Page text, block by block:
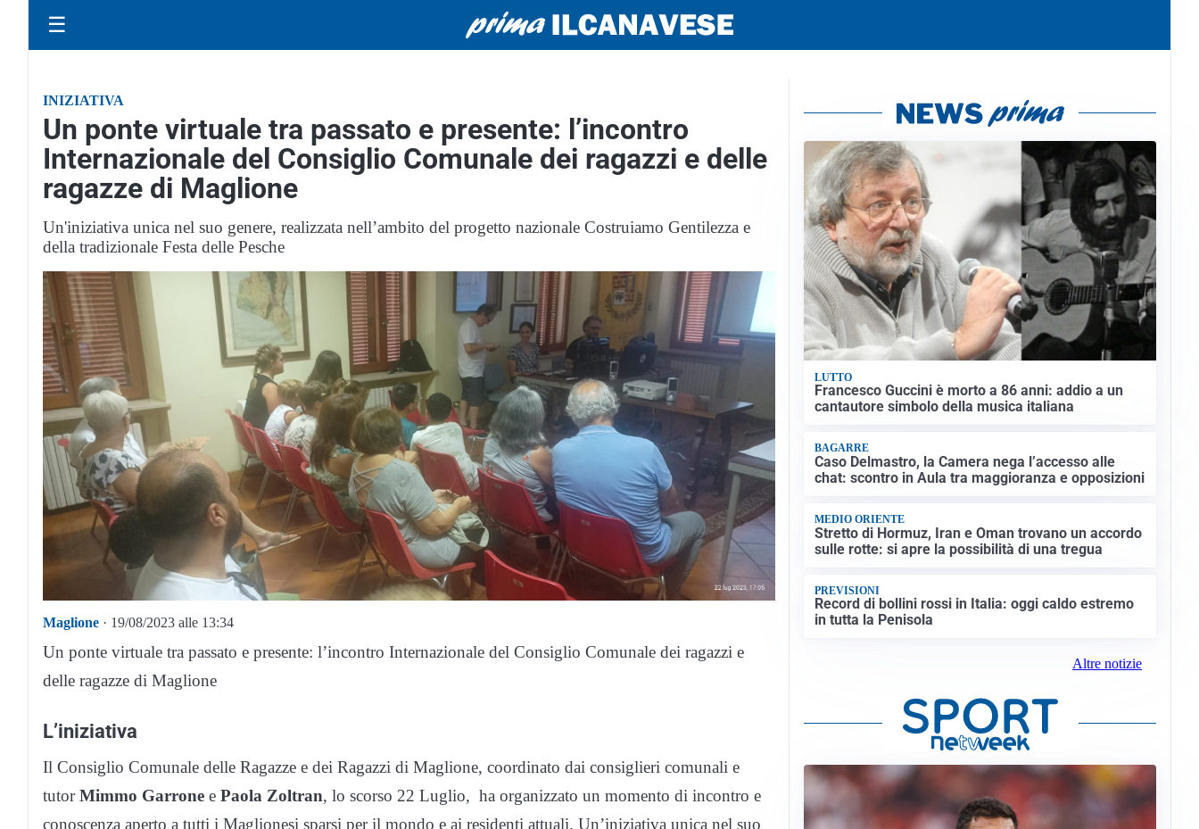
☰
INIZIATIVA
Un ponte virtuale tra passato e presente: l’incontro
Internazionale del Consiglio Comunale dei ragazzi e delle
ragazze di Maglione
Un'iniziativa unica nel suo genere, realizzata nell’ambito del progetto nazionale Costruiamo Gentilezza e
della tradizionale Festa delle Pesche
Maglione · 19/08/2023 alle 13:34
Un ponte virtuale tra passato e presente: l’incontro Internazionale del Consiglio Comunale dei ragazzi e
delle ragazze di Maglione
L’iniziativa
Il Consiglio Comunale delle Ragazze e dei Ragazzi di Maglione, coordinato dai consiglieri comunali e
tutorMimmo Garrone e Paola Zoltran, lo scorso 22 Luglio, ha organizzato un momento di incontro e
conoscenza aperto a tutti i Maglionesi sparsi per il mondo e ai residenti attuali. Un’iniziativa unica nel suo
LUTTO
Francesco Guccini è morto a 86 anni: addio a un
cantautore simbolo della musica italiana
BAGARRE
Caso Delmastro, la Camera nega l’accesso alle
chat: scontro in Aula tra maggioranza e opposizioni
MEDIO ORIENTE
Stretto di Hormuz, Iran e Oman trovano un accordo
sulle rotte: si apre la possibilità di una tregua
PREVISIONI
Record di bollini rossi in Italia: oggi caldo estremo
in tutta la Penisola
Altre notizie